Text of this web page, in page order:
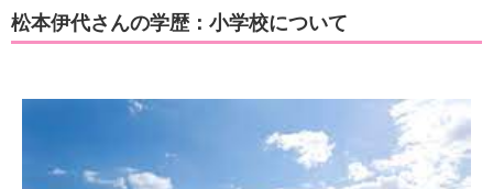
松本伊代さんの学歴：小学校について